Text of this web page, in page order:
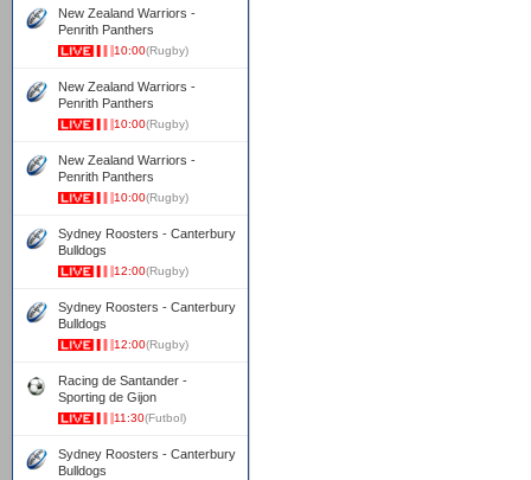
New Zealand Warriors -
Penrith Panthers
10:00(Rugby)
New Zealand Warriors -
Penrith Panthers
10:00(Rugby)
New Zealand Warriors -
Penrith Panthers
10:00(Rugby)
Sydney Roosters - Canterbury
Bulldogs
12:00(Rugby)
Sydney Roosters - Canterbury
Bulldogs
12:00(Rugby)
Racing de Santander -
Sporting de Gijon
11:30(Futbol)
Sydney Roosters - Canterbury
Bulldogs